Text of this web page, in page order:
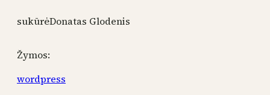
sukūrėDonatas Glodenis
Žymos:
wordpress